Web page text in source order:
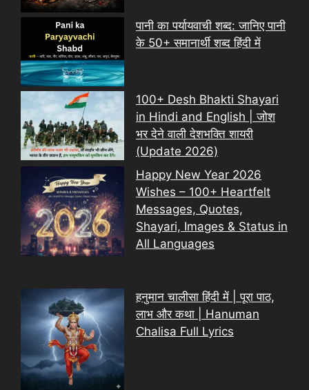
पानी का पर्यायवाची शब्द: जानिए पानी
के 50+ समानार्थी शब्द हिंदी में
100+ Desh Bhakti Shayari
in Hindi and English | जोश
भर देने वाली देशभक्ति शायरी
(Update 2026)
Happy New Year 2026
Wishes – 100+ Heartfelt
Messages, Quotes,
Shayari, Images & Status in
All Languages
हनुमान चालीसा हिंदी में | पूरा पाठ,
लाभ और कथा | Hanuman
Chalisa Full Lyrics